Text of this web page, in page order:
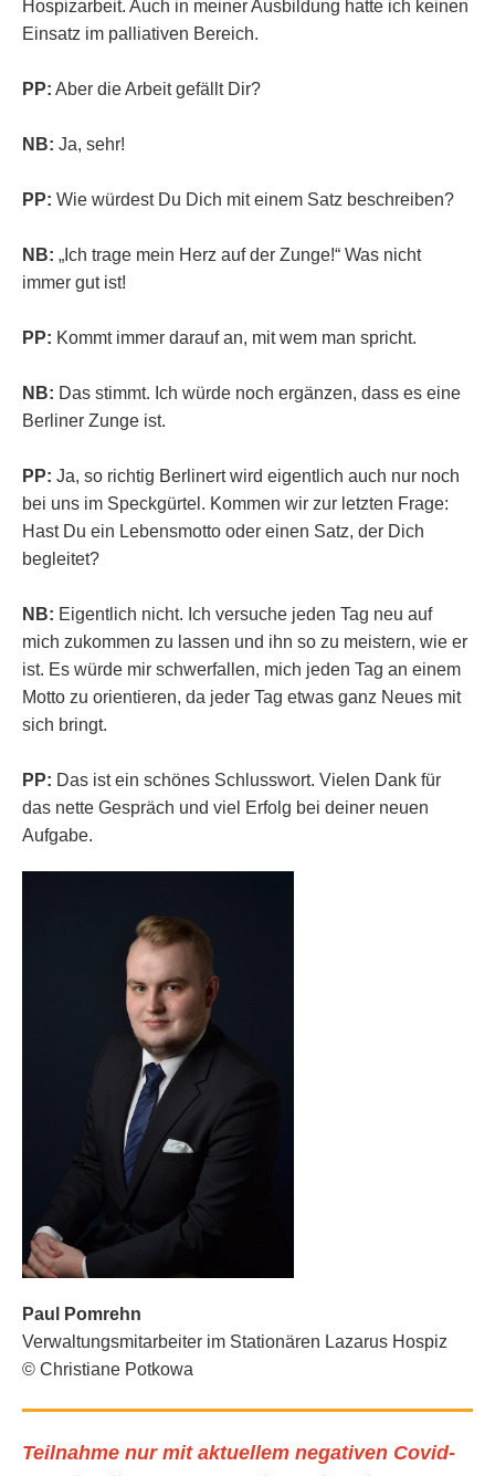
Hospizarbeit. Auch in meiner Ausbildung hatte ich keinen
Einsatz im palliativen Bereich.
PP: Aber die Arbeit gefällt Dir?
NB: Ja, sehr!
PP: Wie würdest Du Dich mit einem Satz beschreiben?
NB: „Ich trage mein Herz auf der Zunge!“ Was nicht
immer gut ist!
PP: Kommt immer darauf an, mit wem man spricht.
NB: Das stimmt. Ich würde noch ergänzen, dass es eine
Berliner Zunge ist.
PP: Ja, so richtig Berlinert wird eigentlich auch nur noch
bei uns im Speckgürtel. Kommen wir zur letzten Frage:
Hast Du ein Lebensmotto oder einen Satz, der Dich
begleitet?
NB: Eigentlich nicht. Ich versuche jeden Tag neu auf
mich zukommen zu lassen und ihn so zu meistern, wie er
ist. Es würde mir schwerfallen, mich jeden Tag an einem
Motto zu orientieren, da jeder Tag etwas ganz Neues mit
sich bringt.
PP: Das ist ein schönes Schlusswort. Vielen Dank für
das nette Gespräch und viel Erfolg bei deiner neuen
Aufgabe.
Paul Pomrehn
Verwaltungsmitarbeiter im Stationären Lazarus Hospiz
© Christiane Potkowa
Teilnahme nur mit aktuellem negativen Covid-